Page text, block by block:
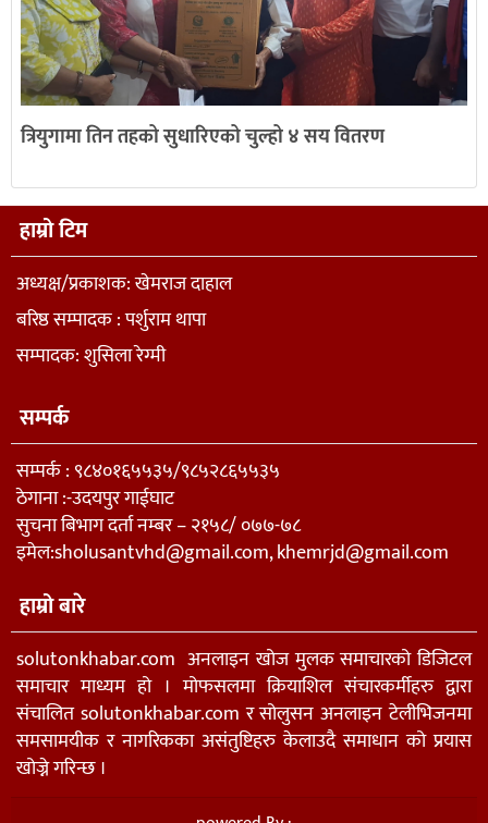
त्रियुगामा तिन तहको सुधारिएको चुल्हो ४ सय वितरण
हाम्रो टिम
अध्यक्ष/प्रकाशक: खेमराज दाहाल
बरिष्ठ सम्पादक : पर्शुराम थापा
सम्पादक: शुसिला रेग्मी
सम्पर्क
सम्पर्क : ९८४०१६५५३५/९८५२८६५५३५
ठेगाना :-उदयपुर गाईघाट
सुचना बिभाग दर्ता नम्बर – २१५८/ ०७७-७८
इमेल:sholusantvhd@gmail.com,khemrjd@gmail.com
हाम्रो बारे
solutonkhabar.com अनलाइन खोज मुलक समाचारको डिजिटल
समाचार माध्यम हो । मोफसलमा क्रियाशिल संचारकर्मीहरु द्वारा
संचालित solutonkhabar.com र सोलुसन अनलाइन टेलीभिजनमा
समसामयीक र नागरिकका असंतुष्टिहरु केलाउदै समाधान को प्रयास
खोज्ने गरिन्छ ।